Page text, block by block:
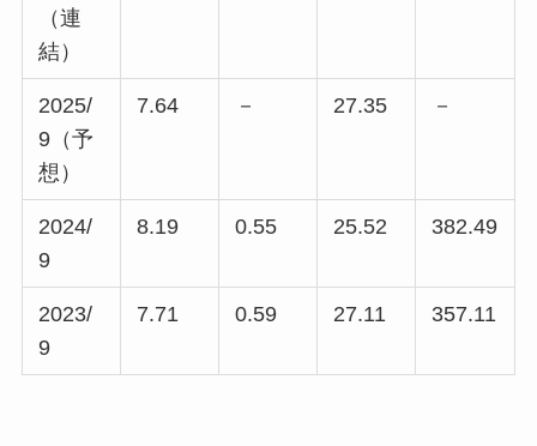
（連
結）
2025/
9（予
想）
7.64 － 27.35 －
2024/
9
8.19 0.55 25.52 382.49
2023/
9
7.71 0.59 27.11 357.11